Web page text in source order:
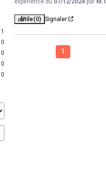
1
0
0
0
0
Utile(0) Signaler
1